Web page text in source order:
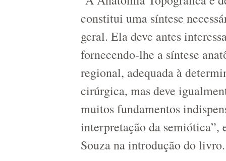
constitui uma síntese
geral. Ela deve antes
fornecendo-lhe a síntese
regional, adequada à
cirúrgica, mas deve
muitos fundamentos
interpretação da semiótica”,
Souza na introdução do livro.